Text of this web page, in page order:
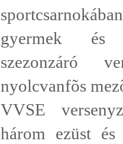
gyermek és
szezonzáró
nyolcvanfõs
VVSE
három ezüst